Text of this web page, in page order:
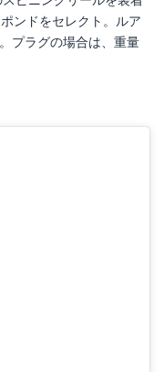
ンドをセレクト。ルア
プラグの場合は、重量